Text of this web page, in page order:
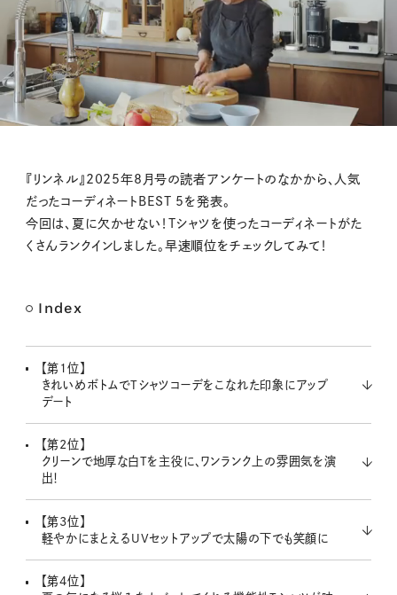
e
『リンネル』2025年8月号の読者アンケートのなかから、人気
だったコーディネートBEST 5を発表。
今回は、夏に欠かせない！Tシャツを使ったコーディネートがた
くさんランクインしました。早速順位をチェックしてみて！
Index
【第1位】
きれいめボトムでTシャツコーデをこなれた印象にアップ
デート
【第2位】
クリーンで地厚な白Tを主役に、ワンランク上の雰囲気を演
出！
【第3位】
軽やかにまとえるUVセットアップで太陽の下でも笑顔に
【第4位】